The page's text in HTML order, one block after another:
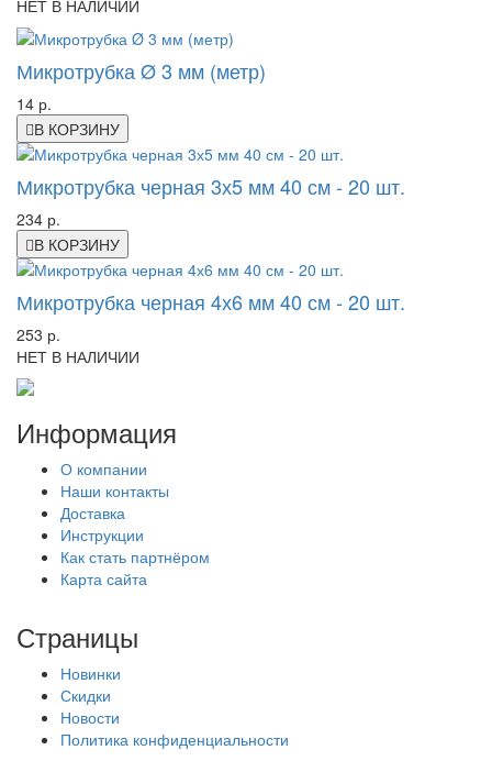
НЕТ В НАЛИЧИИ
Микротрубка Ø 3 мм (метр)
14 р.
В КОРЗИНУ
Микротрубка черная 3х5 мм 40 см - 20 шт.
234 р.
В КОРЗИНУ
Микротрубка черная 4х6 мм 40 см - 20 шт.
253 р.
НЕТ В НАЛИЧИИ
Информация
О компании
Наши контакты
Доставка
Инструкции
Как стать партнёром
Карта сайта
Страницы
Новинки
Скидки
Новости
Политика конфиденциальности